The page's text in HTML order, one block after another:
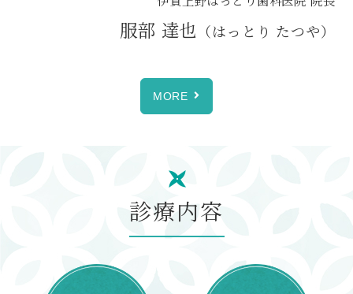
服部 達也 （はっとり たつや）
MORE
診療内容